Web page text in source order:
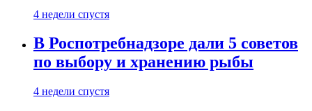
4 недели спустя
В Роспотребнадзоре дали 5 советов
по выбору и хранению рыбы
4 недели спустя